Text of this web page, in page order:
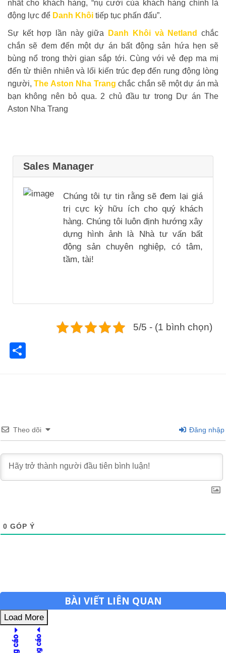
nhất cho khách hàng, “nụ cười của khách hàng chính là
động lực để Danh Khôi tiếp tục phấn đấu”.
Sự kết hợp lần này giữa Danh Khôi và Netland
chắc
chắn sẽ đem đến một dự án bất động sản hứa hẹn sẽ
bùng nổ trong thời gian sắp tới. Cùng với vẻ đẹp ma mị
đến từ thiên nhiên và lối kiến trúc đẹp đến rung động lòng
người,The Aston Nha Trang chắc chắn sẽ một dự án mà
bạn không nên bỏ qua. 2 chủ đầu tư trong Dự án The
Aston Nha Trang
Sales Manager
Chúng tôi tự tin rằng sẽ đem lại giá
trị cực kỳ hữu ích cho quý khách
hàng. Chúng tôi luôn định hướng xây
dựng hình ảnh là Nhà tư vấn bất
động sản chuyên nghiệp, có tâm,
tầm, tài!
5/5 - (1 bình chọn)
Theo dõi Đăng nhập
0 GÓP Ý
BÀI VIẾT LIÊN QUAN
Load More